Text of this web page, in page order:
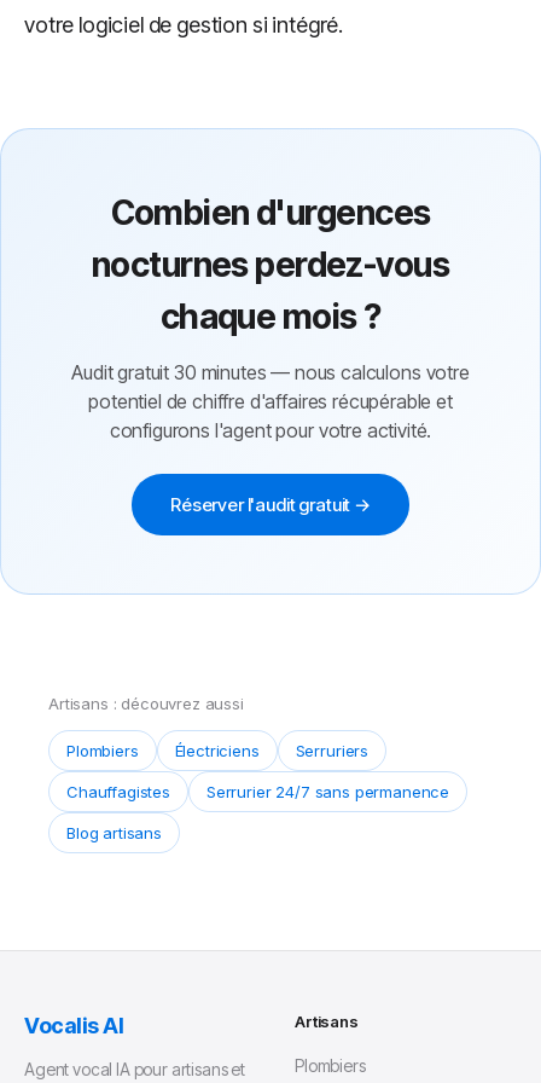
votre logiciel de gestion si intégré.
Combien d'urgences
nocturnes perdez-vous
chaque mois ?
Audit gratuit 30 minutes — nous calculons votre
potentiel de chiffre d'affaires récupérable et
configurons l'agent pour votre activité.
Réserver l'audit gratuit →
Artisans : découvrez aussi
Plombiers Électriciens Serruriers
Chauffagistes Serrurier 24/7 sans permanence
Blog artisans
Vocalis AI
Agent vocal IA pour artisans et
Artisans
Plombiers